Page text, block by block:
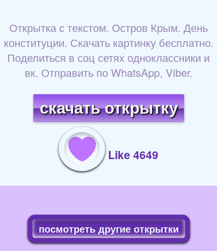
Открытка с текстом. Остров Крым. День
конституции. Скачать картинку бесплатно.
Поделиться в соц сетях одноклассники и
вк. Отправить по WhatsApp, Viber.
скачать открытку
Like 4649
посмотреть другие открытки